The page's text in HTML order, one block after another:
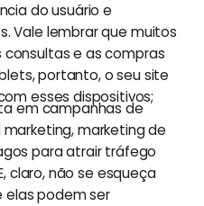
do usuário e
Vale lembrar que muitos
e as compras
portanto, o seu site
esses dispositivos;
em campanhas de
marketing de
para atrair tráfego
claro, não se esqueça
elas podem ser